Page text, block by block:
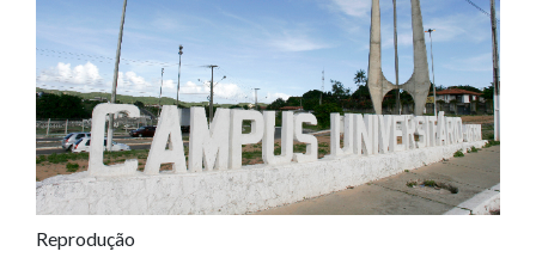
Reprodução